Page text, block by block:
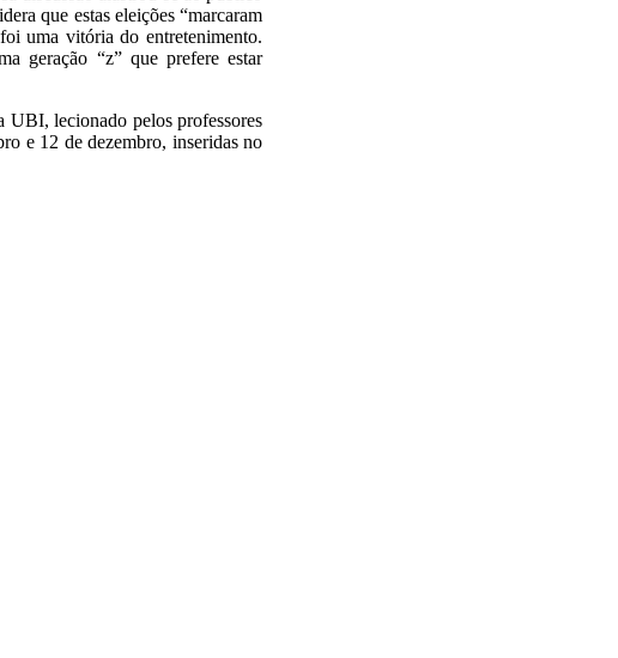
que estas eleições “marcaram
uma vitória do entretenimento.
geração “z” que prefere estar
UBI, lecionado pelos professores
e 12 de dezembro, inseridas no